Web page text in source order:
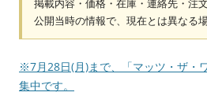
公開当時の情報で、現在とは異なる
※7月28日(月)まで、「マッツ・ザ・
集中です。